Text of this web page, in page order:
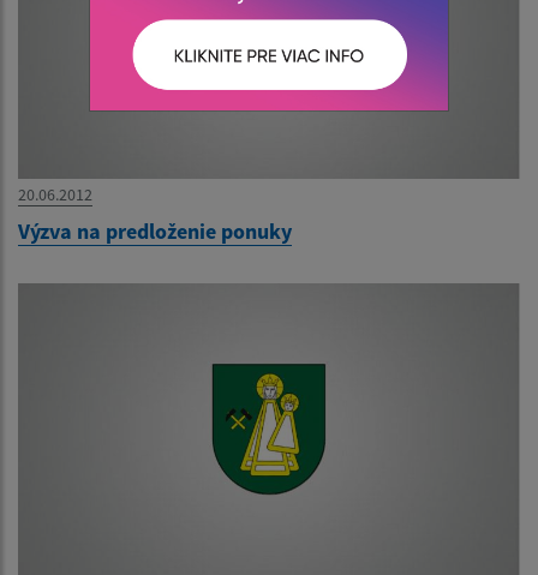
20.06.2012
Výzva na predloženie ponuky